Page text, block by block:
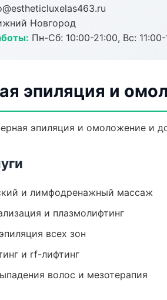
Новгород
Пн-Сб: 10:00-21:00, Вс:
эпиляция и
эпиляция и омоложение и
и лимфодренажный массаж
и плазмолифтинг
всех зон
и rf-лифтинг
волос и мезотерапия